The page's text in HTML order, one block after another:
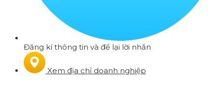
Đăng kí thông tin và để lại lời nhắn
Xem địa chỉ doanh nghiệp